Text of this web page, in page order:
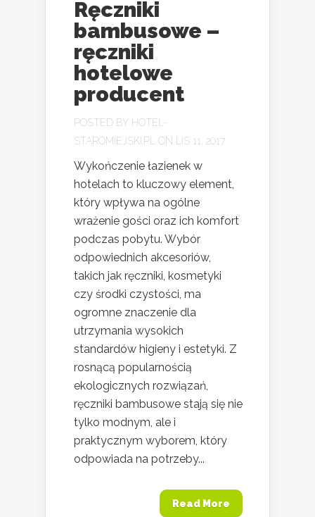
Ręczniki
bambusowe –
ręczniki
hotelowe
producent
POSTED BY HOTEL-
STAROMIEJSKI.PL
ON LIS 11, 2017
Wykończenie łazienek w
hotelach to kluczowy element,
który wpływa na ogólne
wrażenie gości oraz ich komfort
podczas pobytu. Wybór
odpowiednich akcesoriów,
takich jak ręczniki, kosmetyki
czy środki czystości, ma
ogromne znaczenie dla
utrzymania wysokich
standardów higieny i estetyki. Z
rosnącą popularnością
ekologicznych rozwiązań,
ręczniki bambusowe stają się nie
tylko modnym, ale i
praktycznym wyborem, który
odpowiada na potrzeby...
Read More